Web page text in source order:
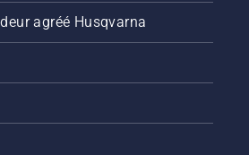
agréé Husqvarna